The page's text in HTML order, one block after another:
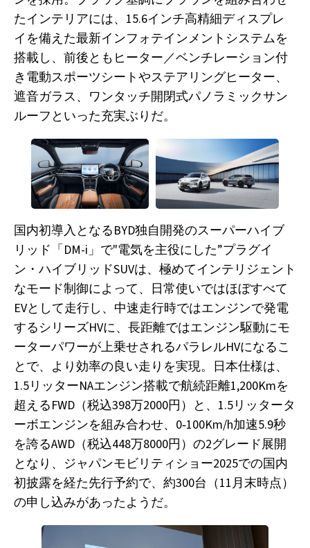
たインテリアには、15.6インチ高精細ディスプレ
イを備えた最新インフォテインメントシステムを
搭載し、前後ともヒーター／ベンチレーション付
き電動スポーツシートやステアリングヒーター、
遮音ガラス、ワンタッチ開閉式パノラミックサン
ルーフといった充実ぶりだ。
国内初導入となるBYD独自開発のスーパーハイブ
リッド「DM-i」で"電気を主役にした”プラグイ
ン・ハイブリッドSUVは、極めてインテリジェント
なモード制御によって、日常使いではほぼすべて
EVとして走行し、中速走行時ではエンジンで発電
するシリーズHVに、長距離ではエンジン駆動にモ
ーターパワーが上乗せされるパラレルHVになるこ
とで、より効率の良い走りを実現。日本仕様は、
1.5リッターNAエンジン搭載で航続距離1,200Kmを
超えるFWD（税込398万2000円）と、1.5リッタータ
ーボエンジンを組み合わせ、0‐100Km/h加速5.9秒
を誇るAWD（税込448万8000円）の2グレード展開
となり、ジャパンモビリティショー2025での国内
初披露を経た先行予約で、約300台（11月末時点）
の申し込みがあったようだ。